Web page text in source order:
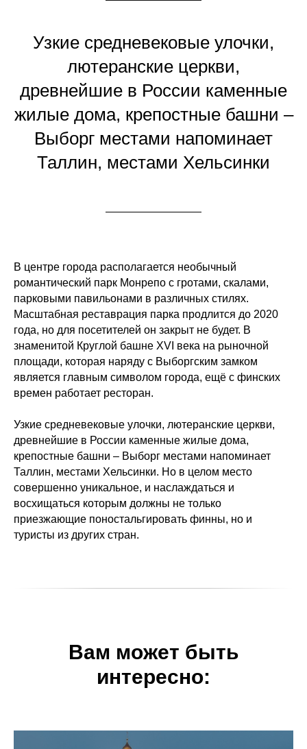
Узкие средневековые улочки,
лютеранские церкви,
древнейшие в России каменные
жилые дома, крепостные башни –
Выборг местами напоминает
Таллин, местами Хельсинки
В центре города располагается необычный
романтический парк Монрепо с гротами, скалами,
парковыми павильонами в различных стилях.
Масштабная реставрация парка продлится до 2020
года, но для посетителей он закрыт не будет. В
знаменитой Круглой башне XVI века на рыночной
площади, которая наряду с Выборгским замком
является главным символом города, ещё с финских
времен работает ресторан.
Узкие средневековые улочки, лютеранские церкви,
древнейшие в России каменные жилые дома,
крепостные башни – Выборг местами напоминает
Таллин, местами Хельсинки. Но в целом место
совершенно уникальное, и наслаждаться и
восхищаться которым должны не только
приезжающие поностальгировать финны, но и
туристы из других стран.
Вам может быть
интересно: